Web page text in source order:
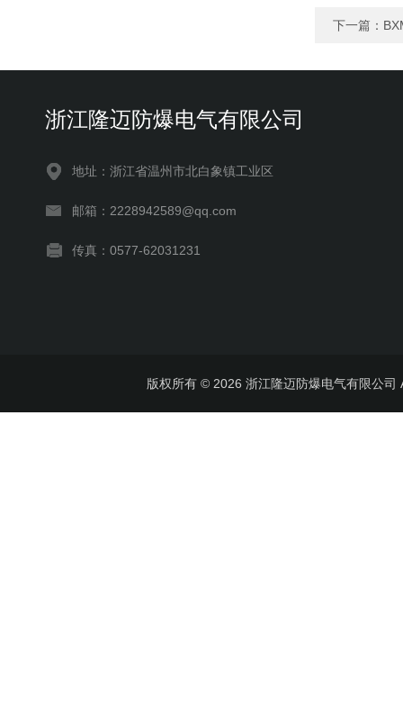
下一篇：
浙江隆迈防爆电气有限公司
地址：浙江省温州市北白象镇工业区
邮箱：2228942589@qq.com
传真：0577-62031231
版权所有 © 2026 浙江隆迈防爆电气有限